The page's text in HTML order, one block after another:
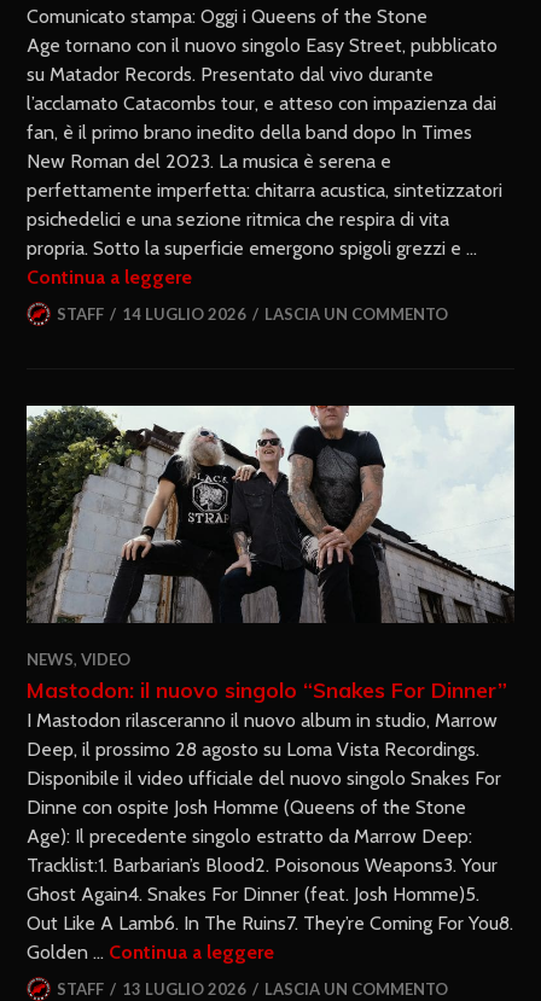
Comunicato stampa: Oggi i Queens of the Stone
Age tornano con il nuovo singolo Easy Street, pubblicato
su Matador Records. Presentato dal vivo durante
l’acclamato Catacombs tour, e atteso con impazienza dai
fan, è il primo brano inedito della band dopo In Times
New Roman del 2023. La musica è serena e
perfettamente imperfetta: chitarra acustica, sintetizzatori
psichedelici e una sezione ritmica che respira di vita
propria. Sotto la superficie emergono spigoli grezzi e …
Continua a leggere
STAFF 14 LUGLIO 2026 LASCIA UN COMMENTO
NEWS,VIDEO
Mastodon: il nuovo singolo “Snakes For Dinner”
I Mastodon rilasceranno il nuovo album in studio, Marrow
Deep, il prossimo 28 agosto su Loma Vista Recordings.
Disponibile il video ufficiale del nuovo singolo Snakes For
Dinne con ospite Josh Homme (Queens of the Stone
Age): Il precedente singolo estratto da Marrow Deep:
Tracklist:1. Barbarian’s Blood2. Poisonous Weapons3. Your
Ghost Again4. Snakes For Dinner (feat. Josh Homme)5.
Out Like A Lamb6. In The Ruins7. They’re Coming For You8.
Golden … Continua a leggere
STAFF 13 LUGLIO 2026 LASCIA UN COMMENTO